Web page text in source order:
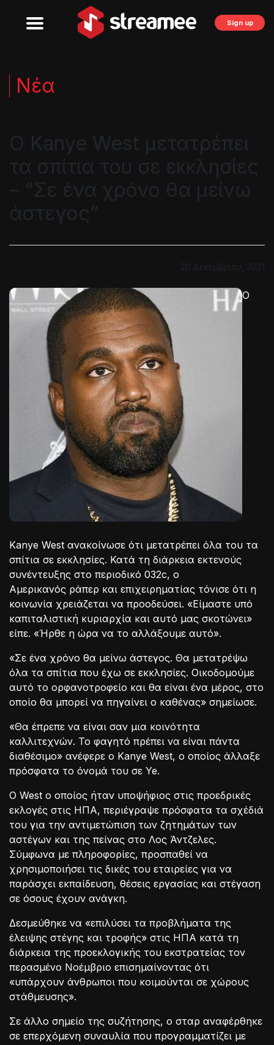
Sign up
Νέα
Ο Kanye West μετατρέπει
τα σπίτια του σε εκκλησίες
– “Σε ένα χρόνο θα μείνω
άστεγος”
20 Δεκεμβρίου, 2021
Ο
Kanye West ανακοίνωσε ότι μετατρέπει όλα του τα
σπίτια σε εκκλησίες. Κατά τη διάρκεια εκτενούς
συνέντευξης στο περιοδικό 032c, ο
Αμερικανός ράπερ και επιχειρηματίας τόνισε ότι η
κοινωνία χρειάζεται να προοδεύσει. «Είμαστε υπό
καπιταλιστική κυριαρχία και αυτό μας σκοτώνει»
είπε. «Ήρθε η ώρα να το αλλάξουμε αυτό».
«Σε ένα χρόνο θα μείνω άστεγος. Θα μετατρέψω
όλα τα σπίτια που έχω σε εκκλησίες. Οικοδομούμε
αυτό το ορφανοτροφείο και θα είναι ένα μέρος, στο
οποίο θα μπορεί να πηγαίνει ο καθένας» σημείωσε.
«Θα έπρεπε να είναι σαν μια κοινότητα
καλλιτεχνών. Το φαγητό πρέπει να είναι πάντα
διαθέσιμο» ανέφερε ο Kanye West, ο οποίος άλλαξε
πρόσφατα το όνομά του σε Ye.
O West ο οποίος ήταν υποψήφιος στις προεδρικές
εκλογές στις ΗΠΑ, περιέγραψε πρόσφατα τα σχέδιά
του για την αντιμετώπιση των ζητημάτων των
αστέγων και της πείνας στο Λος Άντζελες.
Σύμφωνα με πληροφορίες, προσπαθεί να
χρησιμοποιήσει τις δικές του εταιρείες για να
παράσχει εκπαίδευση, θέσεις εργασίας και στέγαση
σε όσους έχουν ανάγκη.
Δεσμεύθηκε να «επιλύσει τα προβλήματα της
έλειψης στέγης και τροφής» στις ΗΠΑ κατά τη
διάρκεια της προεκλογικής του εκστρατείας τον
περασμένο Νοέμβριο επισημαίνοντας ότι
«υπάρχουν άνθρωποι που κοιμούνται σε χώρους
στάθμευσης».
Σε άλλο σημείο της συζήτησης, ο σταρ αναφέρθηκε
σε επερχόμενη συναυλία που προγραμματίζει με